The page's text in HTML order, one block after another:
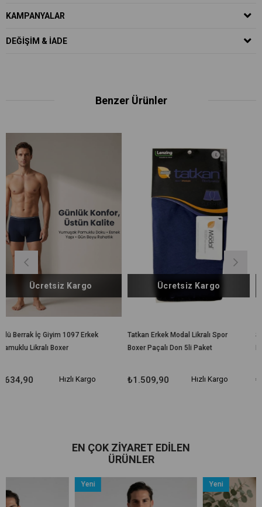
KAMPANYALAR
DEĞIŞIM & İADE
Benzer Ürünler
Erkek
Kargo
Kargo
Tatkan Erkek Modal Likralı Spor
Boxer Paçalı Don 5li Paket
₺1.509,90
Ücretsiz Kargo
Hızlı Kargo
Sedef Yıldızı İç
Likralı Pamuklu
₺664,90
EN ÇOK ZIYARET EDILEN
ÜRÜNLER